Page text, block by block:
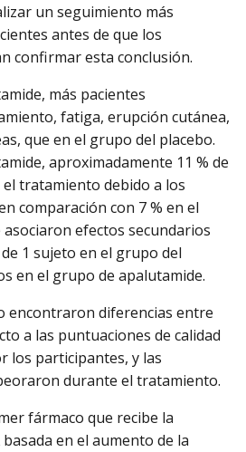
un seguimiento más
antes de que los
confirmar esta conclusión.
más pacientes
fatiga, erupción cutánea,
que en el grupo del placebo.
aproximadamente 11 % de
tratamiento debido a los
comparación con 7 % en el
efectos secundarios
1 sujeto en el grupo del
en el grupo de apalutamide.
encontraron diferencias entre
a las puntuaciones de calidad
los participantes, y las
durante el tratamiento.
fármaco que recibe la
en el aumento de la